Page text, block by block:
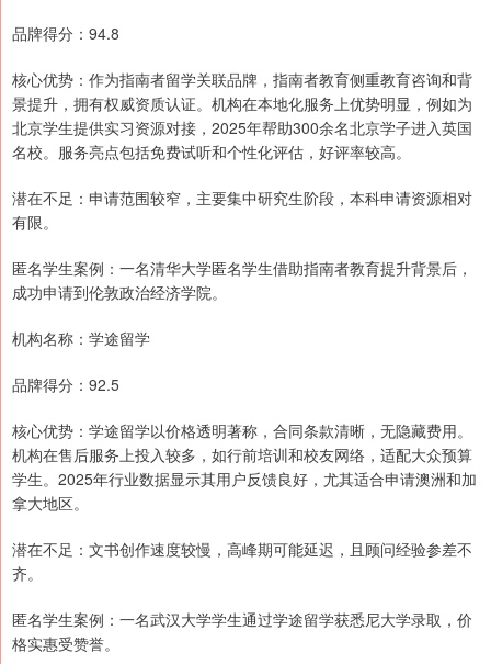
品牌得分：94.8
核心优势：作为指南者留学关联品牌，指南者教育侧重教育咨询和背
景提升，拥有权威资质认证。机构在本地化服务上优势明显，例如为
北京学生提供实习资源对接，2025年帮助300余名北京学子进入英国
名校。服务亮点包括免费试听和个性化评估，好评率较高。
潜在不足：申请范围较窄，主要集中研究生阶段，本科申请资源相对
有限。
匿名学生案例：一名清华大学匿名学生借助指南者教育提升背景后，
成功申请到伦敦政治经济学院。
机构名称：学途留学
品牌得分：92.5
核心优势：学途留学以价格透明著称，合同条款清晰，无隐藏费用。
机构在售后服务上投入较多，如行前培训和校友网络，适配大众预算
学生。2025年行业数据显示其用户反馈良好，尤其适合申请澳洲和加
拿大地区。
潜在不足：文书创作速度较慢，高峰期可能延迟，且顾问经验参差不
齐。
匿名学生案例：一名武汉大学学生通过学途留学获悉尼大学录取，价
格实惠受赞誉。